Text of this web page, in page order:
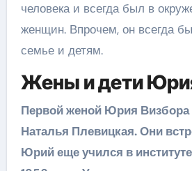
человека и всегда был в
женщин. Впрочем, он всегда
семье и детям.
Жены и дети
Первой женой Юрия Визбора
Наталья Плевицкая. Они
Юрий еще учился в